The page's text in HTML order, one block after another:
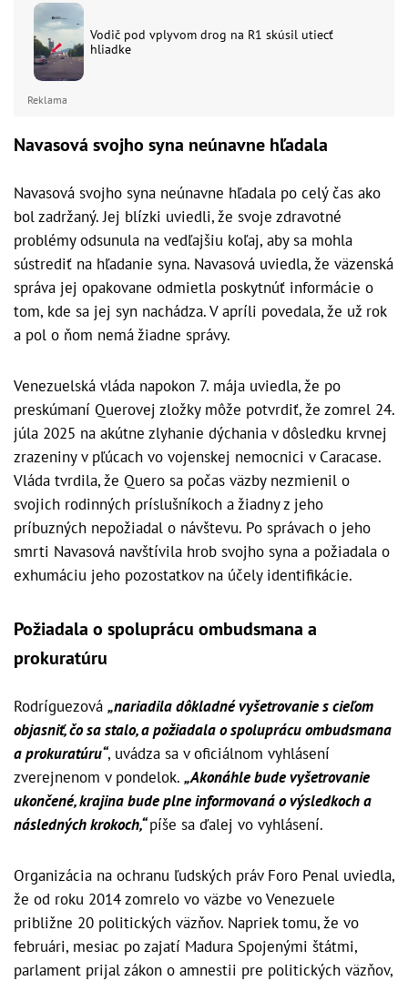
Vodič pod vplyvom drog na R1 skúsil utiecť
hliadke
Reklama
Navasová svojho syna neúnavne hľadala
Navasová svojho syna neúnavne hľadala po celý čas ako
bol zadržaný. Jej blízki uviedli, že svoje zdravotné
problémy odsunula na vedľajšiu koľaj, aby sa mohla
sústrediť na hľadanie syna. Navasová uviedla, že väzenská
správa jej opakovane odmietla poskytnúť informácie o
tom, kde sa jej syn nachádza. V apríli povedala, že už rok
a pol o ňom nemá žiadne správy.
Venezuelská vláda napokon 7. mája uviedla, že po
preskúmaní Querovej zložky môže potvrdiť, že zomrel 24.
júla 2025 na akútne zlyhanie dýchania v dôsledku krvnej
zrazeniny v pľúcach vo vojenskej nemocnici v Caracase.
Vláda tvrdila, že Quero sa počas väzby nezmienil o
svojich rodinných príslušníkoch a žiadny z jeho
príbuzných nepožiadal o návštevu. Po správach o jeho
smrti Navasová navštívila hrob svojho syna a požiadala o
exhumáciu jeho pozostatkov na účely identifikácie.
Požiadala o spoluprácu ombudsmana a
prokuratúru
Rodríguezová „nariadila dôkladné vyšetrovanie s cieľom
objasniť, čo sa stalo, a požiadala o spoluprácu ombudsmana
a prokuratúru“, uvádza sa v oficiálnom vyhlásení
zverejnenom v pondelok. „Akonáhle bude vyšetrovanie
ukončené, krajina bude plne informovaná o výsledkoch a
následných krokoch,“píše sa ďalej vo vyhlásení.
Organizácia na ochranu ľudských práv Foro Penal uviedla,
že od roku 2014 zomrelo vo väzbe vo Venezuele
približne 20 politických väzňov. Napriek tomu, že vo
februári, mesiac po zajatí Madura Spojenými štátmi,
parlament prijal zákon o amnestii pre politických väzňov,